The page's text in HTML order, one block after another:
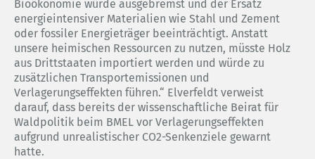
Bioökonomie würde ausgebremst und der Ersatz
energieintensiver Materialien wie Stahl und Zement
oder fossiler Energieträger beeinträchtigt. Anstatt
unsere heimischen Ressourcen zu nutzen, müsste Holz
aus Drittstaaten importiert werden und würde zu
zusätzlichen Transportemissionen und
Verlagerungseffekten führen.“ Elverfeldt verweist
darauf, dass bereits der wissenschaftliche Beirat für
Waldpolitik beim BMEL vor Verlagerungseffekten
aufgrund unrealistischer CO2-Senkenziele gewarnt
hatte.